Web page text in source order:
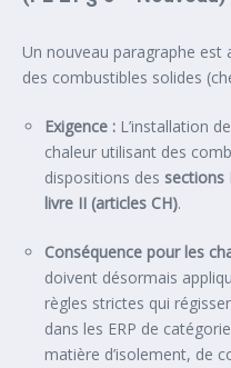
Un nouveau paragraphe
des combustibles solides
Exigence : L’installation
chaleur utilisant des
dispositions des sections
livre II (articles CH).
Conséquence pour les
doivent désormais
règles strictes qui
dans les ERP de
matière d’isolement, de